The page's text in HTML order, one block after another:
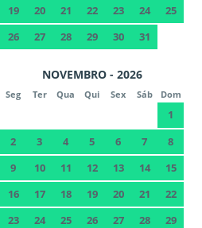
19
20 21 22 23 24
25
26
27 28 29 30 31
NOVEMBRO - 2026
Seg Ter Qua Qui Sex Sáb Dom
1
2
3 4 5 6 7
8
9
10 11 12 13 14
15
16
17 18 19 20 21
22
23
24 25 26 27 28
29